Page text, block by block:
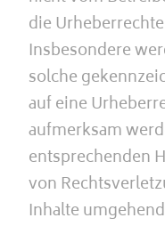
die
Insbesondere
solche
auf eine
aufmerksam
entsprechenden
von
Inhalte